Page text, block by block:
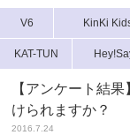
V6 KinKi
KAT-TUN
【アンケート結
けられますか？
2016.7.24